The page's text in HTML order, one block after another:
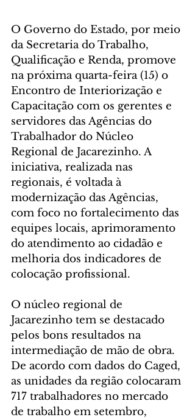
O Governo do Estado, por meio
da Secretaria do Trabalho,
Qualificação e Renda, promove
na próxima quarta-feira (15) o
Encontro de Interiorização e
Capacitação com os gerentes e
servidores das Agências do
Trabalhador do Núcleo
Regional de Jacarezinho. A
iniciativa, realizada nas
regionais, é voltada à
modernização das Agências,
com foco no fortalecimento das
equipes locais, aprimoramento
do atendimento ao cidadão e
melhoria dos indicadores de
colocação profissional.
O núcleo regional de
Jacarezinho tem se destacado
pelos bons resultados na
intermediação de mão de obra.
De acordo com dados do Caged,
as unidades da região colocaram
717 trabalhadores no mercado
de trabalho em setembro,